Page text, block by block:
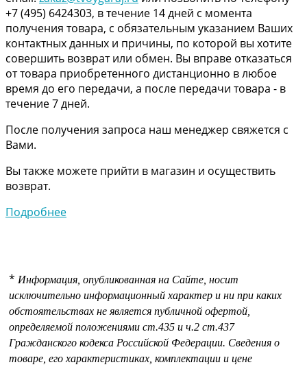
+7 (495) 6424303, в течение 14 дней с момента
получения товара, с обязательным указанием Ваших
контактных данных и причины, по которой вы хотите
совершить возврат или обмен. Вы вправе отказаться
от товара приобретенного дистанционно в любое
время до его передачи, а после передачи товара - в
течение 7 дней.
После получения запроса наш менеджер свяжется с
Вами.
Вы также можете прийти в магазин и осуществить
возврат.
Подробнее
* Информация, опубликованная на Сайте, носит
исключительно информационный характер и ни при каких
обстоятельствах не является публичной офертой,
определяемой положениями ст.435 и ч.2 ст.437
Гражданского кодекса Российской Федерации. Сведения о
товаре, его характеристиках, комплектации и цене